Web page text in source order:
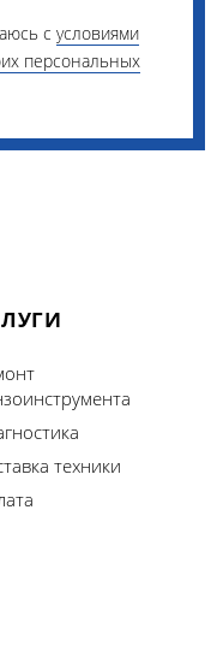
с условиями
персональных
техники